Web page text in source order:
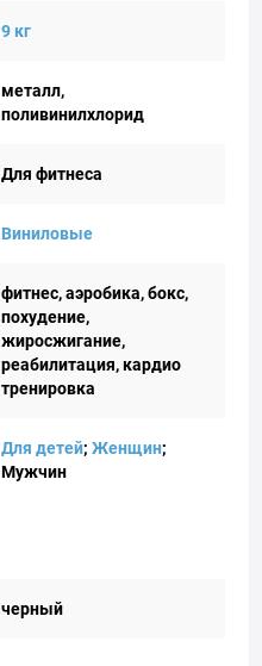
9 кг
металл,
поливинилхлорид
Для фитнеса
Виниловые
фитнес, аэробика, бокс,
похудение,
жиросжигание,
реабилитация, кардио
тренировка
Для детей; Женщин;
Мужчин
черный